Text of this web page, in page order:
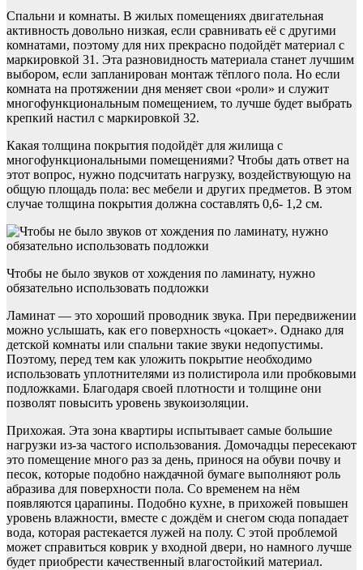
Спальни и комнаты. В жилых помещениях двигательная
активность довольно низкая, если сравнивать её с другими
комнатами, поэтому для них прекрасно подойдёт материал с
маркировкой 31. Эта разновидность материала станет лучшим
выбором, если запланирован монтаж тёплого пола. Но если
комната на протяжении дня меняет свои «роли» и служит
многофункциональным помещением, то лучше будет выбрать
крепкий настил с маркировкой 32.
Какая толщина покрытия подойдёт для жилища с
многофункциональными помещениями? Чтобы дать ответ на
этот вопрос, нужно подсчитать нагрузку, воздействующую на
общую площадь пола: вес мебели и других предметов. В этом
случае толщина покрытия должна составлять 0,6- 1,2 см.
Чтобы не было звуков от хождения по ламинату, нужно
обязательно использовать подложки
Ламинат — это хороший проводник звука. При передвижении
можно услышать, как его поверхность «цокает». Однако для
детской комнаты или спальни такие звуки недопустимы.
Поэтому, перед тем как уложить покрытие необходимо
использовать уплотнителями из полистирола или пробковыми
подложками. Благодаря своей плотности и толщине они
позволят повысить уровень звукоизоляции.
Прихожая. Эта зона квартиры испытывает самые большие
нагрузки из-за частого использования. Домочадцы пересекают
это помещение много раз за день, принося на обуви почву и
песок, которые подобно наждачной бумаге выполняют роль
абразива для поверхности пола. Со временем на нём
появляются царапины. Подобно кухне, в прихожей повышен
уровень влажности, вместе с дождём и снегом сюда попадает
вода, которая растекается лужей на полу. С этой проблемой
может справиться коврик у входной двери, но намного лучше
будет приобрести качественный влагостойкий материал.